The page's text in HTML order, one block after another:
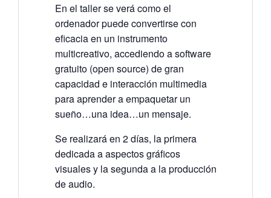
En el taller se verá como el
ordenador puede convertirse con
eficacia en un instrumento
multicreativo, accediendo a software
gratuito (open source) de gran
capacidad e interacción multimedia
para aprender a empaquetar un
sueño…una idea…un mensaje.
Se realizará en 2 días, la primera
dedicada a aspectos gráficos
visuales y la segunda a la producción
de audio.